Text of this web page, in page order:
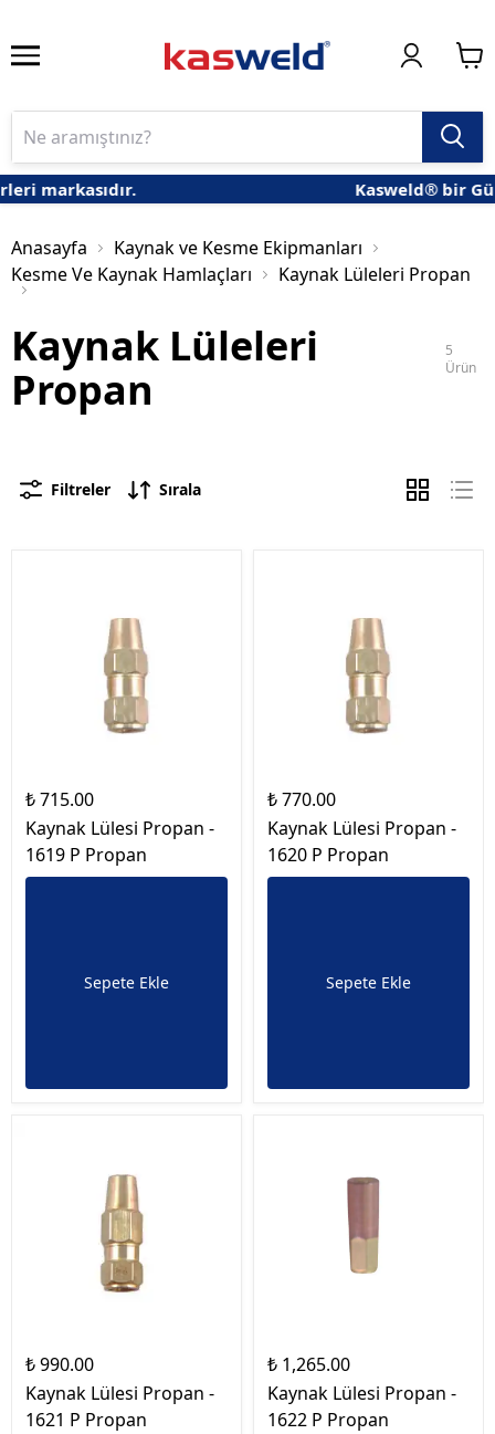
markasıdır. Kasweld® bir
Anasayfa
Kaynak ve Kesme Ekipmanları
Kesme Ve Kaynak Hamlaçları
Kaynak Lüleleri Propan
Kaynak Lüleleri
Propan
5
Ürün
Filtreler Sırala
₺ 715.00
Kaynak Lülesi Propan -
1619 P Propan
Sepete Ekle
₺ 770.00
Kaynak Lülesi Propan -
1620 P Propan
Sepete Ekle
₺ 990.00
Kaynak Lülesi Propan -
1621 P Propan
₺ 1,265.00
Kaynak Lülesi Propan -
1622 P Propan